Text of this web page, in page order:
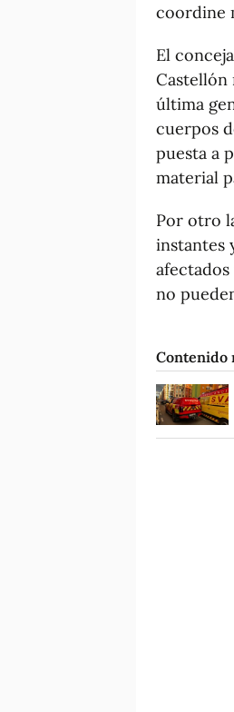
coordine
El
Castellón
última
cuerpos
puesta a
material
Por otro
instantes
no
Contenido